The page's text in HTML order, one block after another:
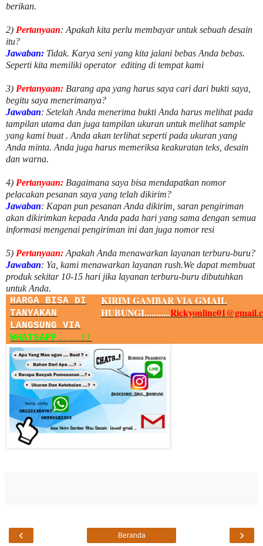
berikan.
2) Pertanyaan: Apakah kita perlu membayar untuksebuah desain
itu?
Jawaban: Tidak. Karya seni yang kita jalani bebas Anda bebas.
Seperti kita memiliki operator editing di tempat kami
3) Pertanyaan: Barang apa yang harus saya cari dari bukti saya,
begitu saya menerimanya?
Jawaban: Setelah Anda menerima bukti Anda harus melihat pada
tampilan utama dan juga tampilan ukuran untuk melihatsample
yang kami buat . Anda akan terlihat seperti pada ukuran yang
Anda minta. Anda juga harus memeriksa keakuratan teks, desain
dan warna.
4) Pertanyaan: Bagaimana saya bisa mendapatkan nomor
pelacakan pesanan saya yang telah dikirim?
Jawaban: Kapan pun pesanan Anda dikirim, saran pengiriman
akan dikirimkan kepada Anda pada hari yang sama dengan semua
informasi mengenai pengiriman ini dan juga nomorresi
5) Pertanyaan: Apakah Anda menawarkan layanan terburu-buru?
Jawaban: Ya, kami menawarkan layanan rush.We dapat membuat
produk sekitar 10-15 hari jika layanan terburu-buru dibutuhkan
untuk Anda.
HARGA BISA DI
TANYAKAN
LANGSUNG VIA
WHATSAPP....!!
KIRIM GAMBAR VIA GMAIL
HUBUNGI...........
‹ ›
Beranda